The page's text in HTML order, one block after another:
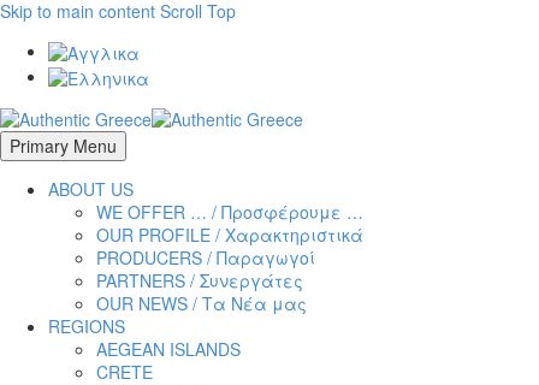
Skip to main content Scroll Top
Primary Menu
ABOUT US
WE OFFER … / Προσφέρουμε …
OUR PROFILE / Χαρακτηριστικά
PRODUCERS / Παραγωγοί
PARTNERS / Συνεργάτες
OUR NEWS / Τα Νέα μας
REGIONS
AEGEAN ISLANDS
CRETE